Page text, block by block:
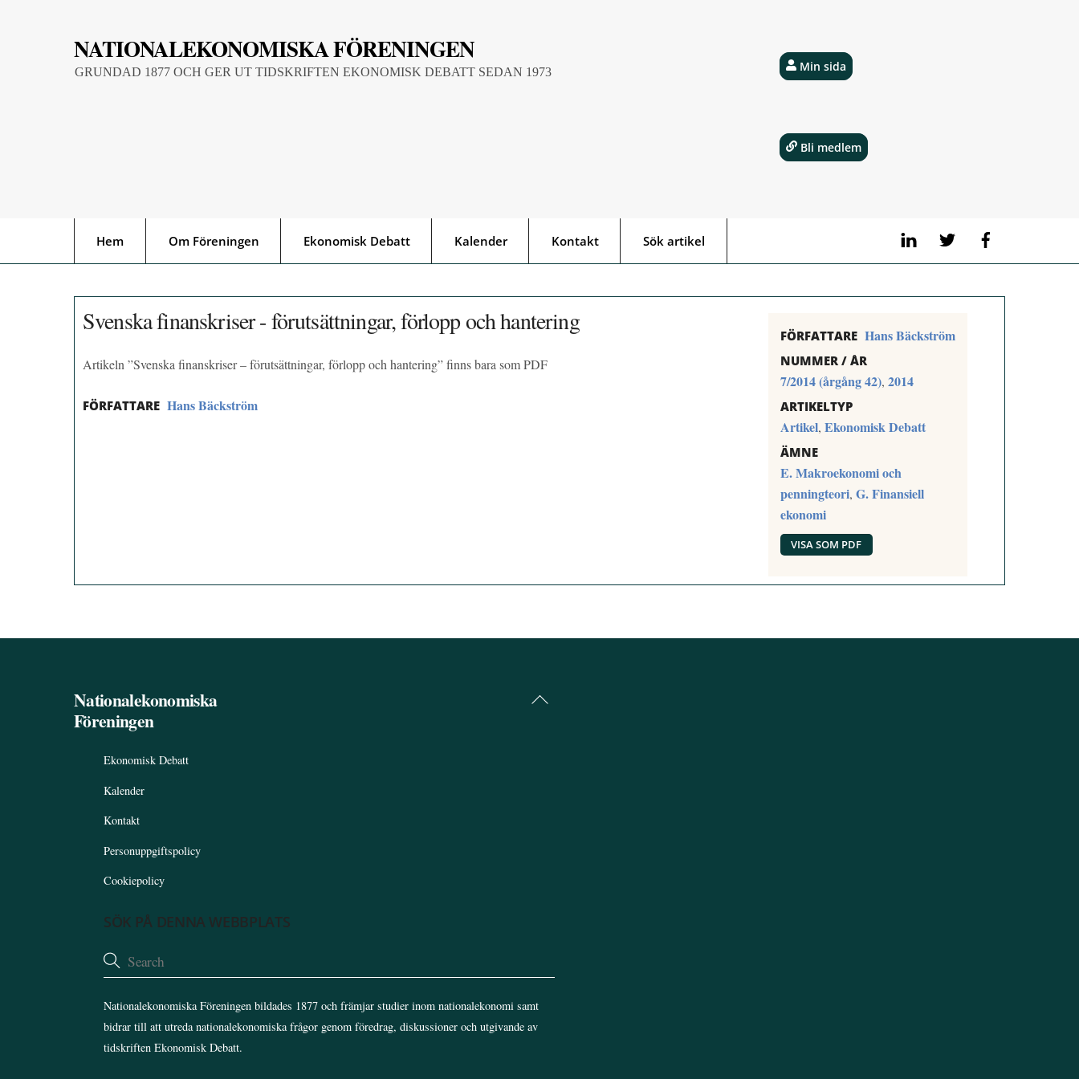
NATIONALEKONOMISKA FÖRENINGEN
GRUNDAD 1877 OCH GER UT TIDSKRIFTEN EKONOMISK DEBATT SEDAN 1973
LinkedIn Twitter
Hem Om Föreningen Ekonomisk Debatt Kalender Kontakt Sök artikel
Min sida
Bli medlem
Svenska finanskriser - förutsättningar, förlopp och hantering
Artikeln ”Svenska finanskriser – förutsättningar, förlopp och hantering” finns bara som PDF
FÖRFATTARE Hans Bäckström
FÖRFATTARE Hans Bäckström
NUMMER / ÅR
7/2014 (årgång 42), 2014
ARTIKELTYP
Artikel, Ekonomisk Debatt
ÄMNE
E. Makroekonomi och
penningteori, G. Finansiell
ekonomi
VISA SOM PDF
Back
Nationalekonomiska
Föreningen
Ekonomisk Debatt
Kalender
Kontakt
Personuppgiftspolicy
Cookiepolicy
SÖK PÅ DENNA WEBBPLATS
Nationalekonomiska Föreningen bildades 1877 och främjar studier inom nationalekonomi samt
bidrar till att utreda nationalekonomiska frågor genom föredrag, diskussioner och utgivande av
tidskriften Ekonomisk Debatt.